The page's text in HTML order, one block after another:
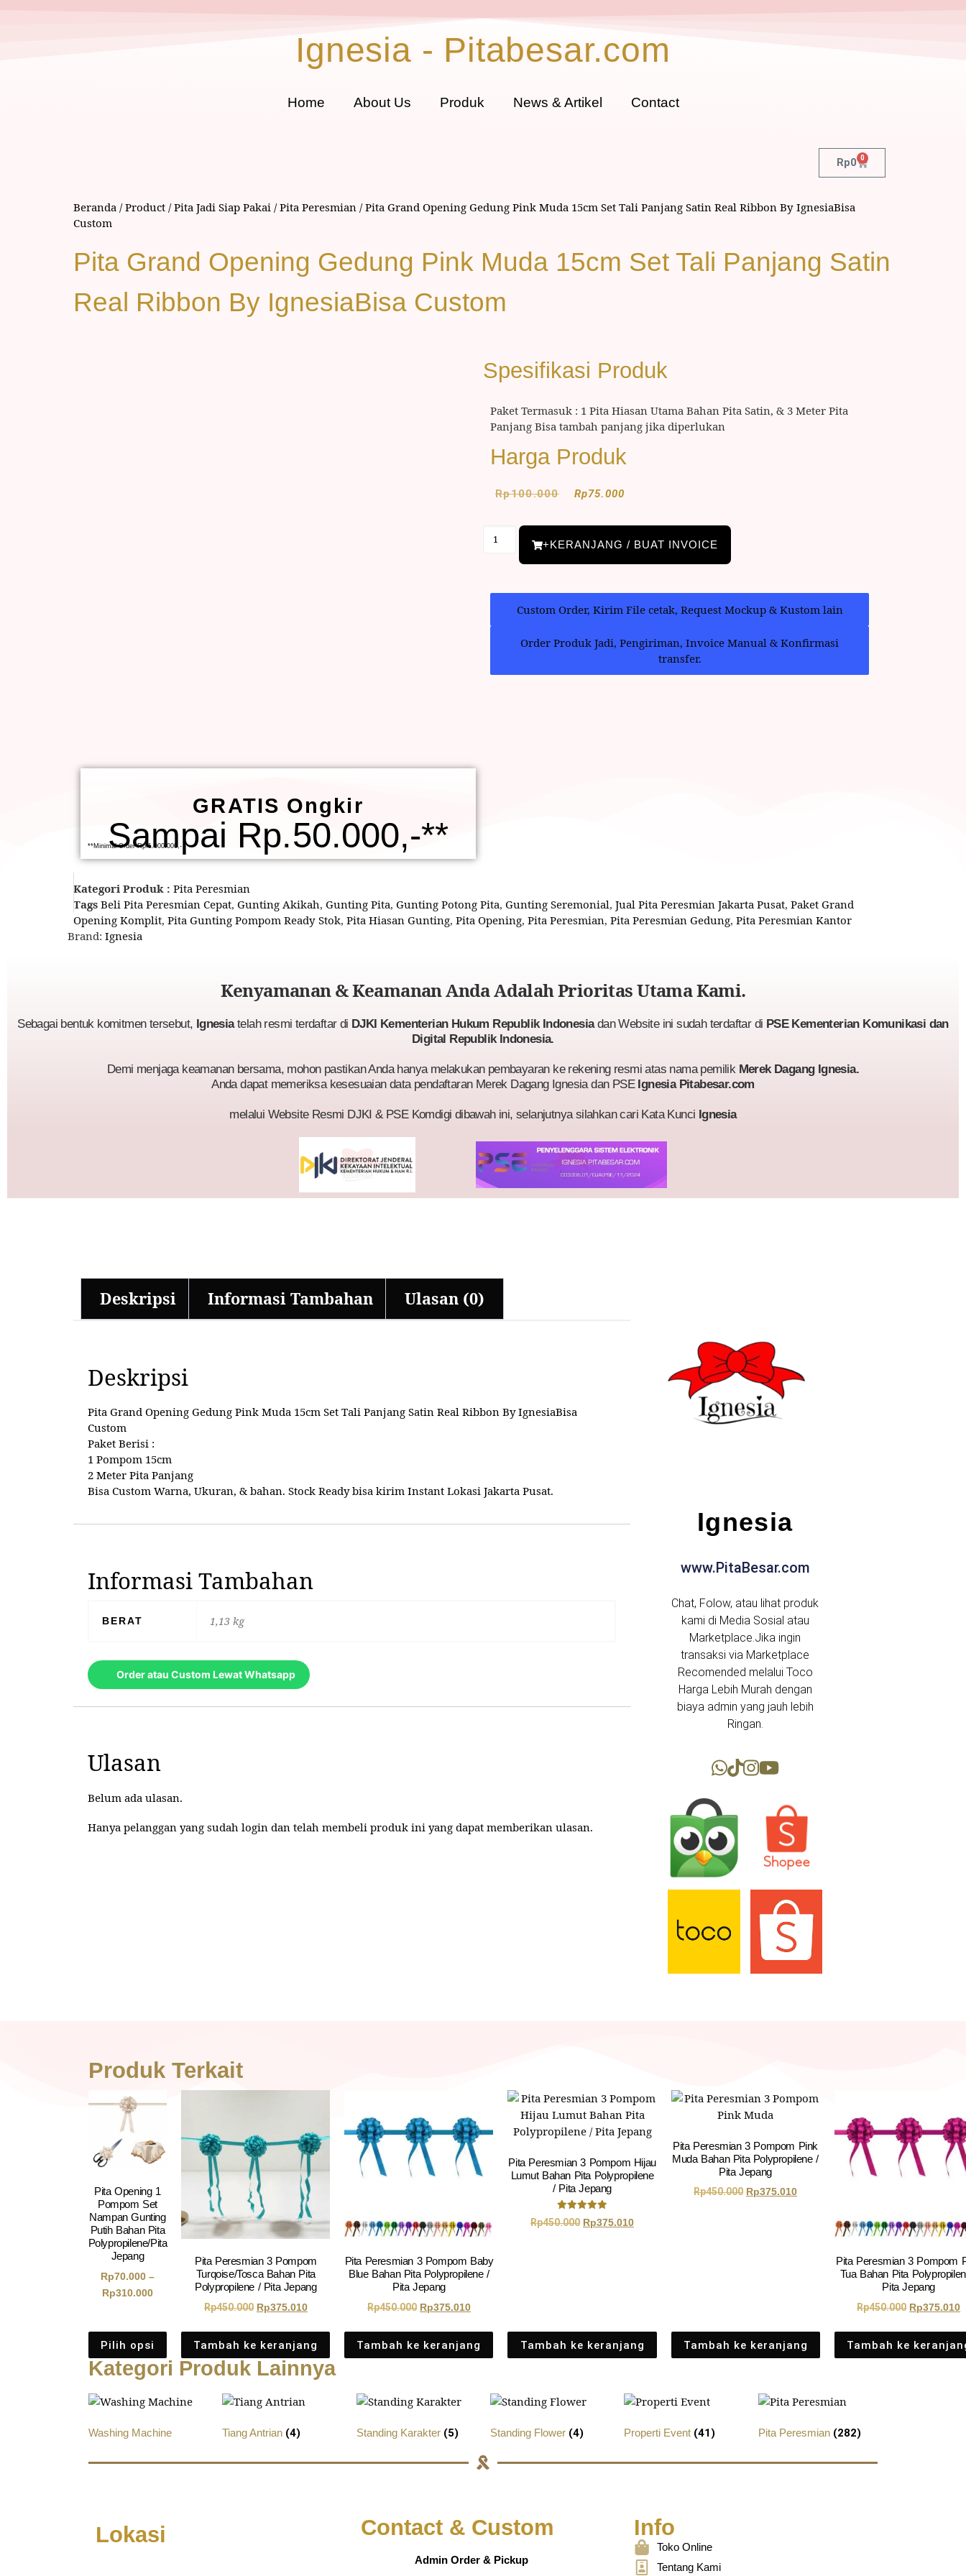
Ignesia - Pitabesar.com
Home About Us Produk News & Artikel Contact
Rp0 0
Beranda /Product /Pita Jadi Siap Pakai /Pita Peresmian / Pita Grand Opening Gedung Pink Muda 15cm Set Tali Panjang Satin Real Ribbon By IgnesiaBisa
Custom
Pita Grand Opening Gedung Pink Muda 15cm Set Tali Panjang Satin
Real Ribbon By IgnesiaBisa Custom
GRATIS Ongkir
Sampai Rp.50.000,-**
**Minimal Order Rp.1.000.000,-
Spesifikasi Produk
Paket Termasuk : 1 Pita Hiasan Utama Bahan Pita Satin, & 3 Meter Pita
Panjang Bisa tambah panjang jika diperlukan
Harga Produk
Rp100.000 Rp75.000
+KERANJANG / BUAT INVOICE
Custom Order, Kirim File cetak, Request Mockup & Kustom lain
Order Produk Jadi, Pengiriman, Invoice Manual & Konfirmasi
transfer.
Kategori Produk : Pita Peresmian
Tags Beli Pita Peresmian Cepat, Gunting Akikah, Gunting Pita, Gunting Potong Pita, Gunting Seremonial, Jual Pita Peresmian Jakarta Pusat, Paket Grand
Opening Komplit, Pita Gunting Pompom Ready Stok, Pita Hiasan Gunting, Pita Opening, Pita Peresmian, Pita Peresmian Gedung, Pita Peresmian Kantor
Brand: Ignesia
Kenyamanan & Keamanan Anda Adalah Prioritas Utama Kami.
Sebagai bentuk komitmen tersebut, Ignesiatelah resmi terdaftar di DJKI Kementerian Hukum Republik Indonesiadan Website ini sudah terdaftar di PSE Kementerian Komunikasi dan
Digital Republik Indonesia.
Demi menjaga keamanan bersama, mohon pastikan Anda hanya melakukan pembayaran ke rekening resmi atas nama pemilik Merek Dagang Ignesia.
Anda dapat memeriksa kesesuaian data pendaftaran Merek Dagang Ignesia dan PSE Ignesia Pitabesar.com
melalui Website Resmi DJKI & PSE Komdigi dibawah ini, selanjutnya silahkan cari Kata Kunci Ignesia
Deskripsi Informasi Tambahan Ulasan (0)
Deskripsi
Pita Grand Opening Gedung Pink Muda 15cm Set Tali Panjang Satin Real Ribbon By IgnesiaBisa
Custom
Paket Berisi :
1 Pompom 15cm
2 Meter Pita Panjang
Bisa Custom Warna, Ukuran, & bahan. Stock Ready bisa kirim Instant Lokasi Jakarta Pusat.
Informasi Tambahan
BERAT 1,13 kg
Order atau Custom Lewat Whatsapp
Ulasan
Belum ada ulasan.
Hanya pelanggan yang sudah login dan telah membeli produk ini yang dapat memberikan ulasan.
Ignesia
www.PitaBesar.com
Chat, Folow, atau lihat produk
kami di Media Sosial atau
Marketplace.Jika ingin
transaksi via Marketplace
Recomended melalui Toco
Harga Lebih Murah dengan
biaya admin yang jauh lebih
Ringan.
Produk Terkait
Pita Opening 1
Pompom Set
Nampan Gunting
Putih Bahan Pita
Polypropilene/Pita
Jepang
Rp70.000 –
Rp310.000
Pilih opsi
Pita Peresmian 3 Pompom
Turqoise/Tosca Bahan Pita
Polypropilene / Pita Jepang
Rp450.000 Rp375.010
Tambah ke keranjang
Pita Peresmian 3 Pompom Baby
Blue Bahan Pita Polypropilene /
Pita Jepang
Rp450.000 Rp375.010
Tambah ke keranjang
Pita Peresmian 3 Pompom Hijau
Lumut Bahan Pita Polypropilene
/ Pita Jepang
Dinilai
5.00
Rp450.000 Rp375.010
Tambah ke keranjang
Pita Peresmian 3 Pompom Pink
Muda Bahan Pita Polypropilene /
Pita Jepang
Rp450.000 Rp375.010
Tambah ke keranjang
Pita Peresmian 3 Pompom
Tua Bahan Pita
Pita Jepang
Rp450.000 Rp375.010
Tambah ke
Kategori Produk Lainnya
Washing Machine Tiang Antrian (4) Standing Karakter (5) Standing Flower (4) Properti Event (41) Pita Peresmian (282)
Lokasi Contact & Custom
Admin Order & Pickup
Info
Toko Online
Tentang Kami